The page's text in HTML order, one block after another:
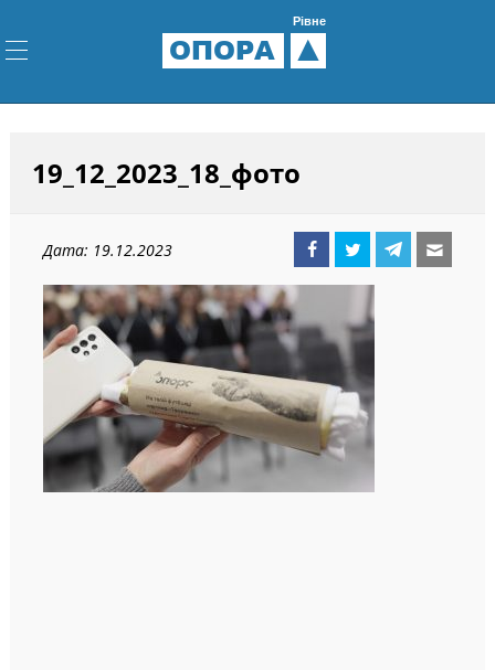
ОПОРА
Рівне
19_12_2023_18_фото
Дата: 19.12.2023